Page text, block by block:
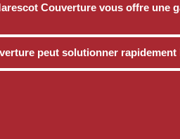
Couverture vous offre une
peut solutionner